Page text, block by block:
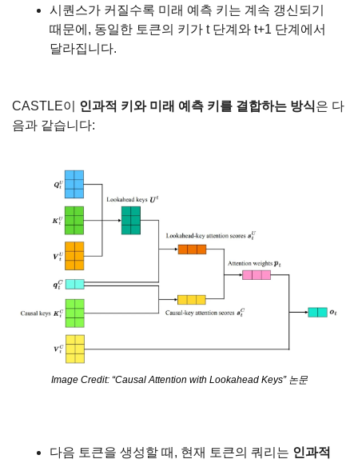
시퀀스가 커질수록 미래 예측 키는 계속 갱신되기
때문에, 동일한 토큰의 키가 t 단계와 t+1 단계에서
달라집니다.
CASTLE이 인과적 키와 미래 예측 키를 결합하는 방식은 다
음과 같습니다:
Image Credit: “Causal Attention with Lookahead Keys” 논문
다음 토큰을 생성할 때, 현재 토큰의 쿼리는 인과적